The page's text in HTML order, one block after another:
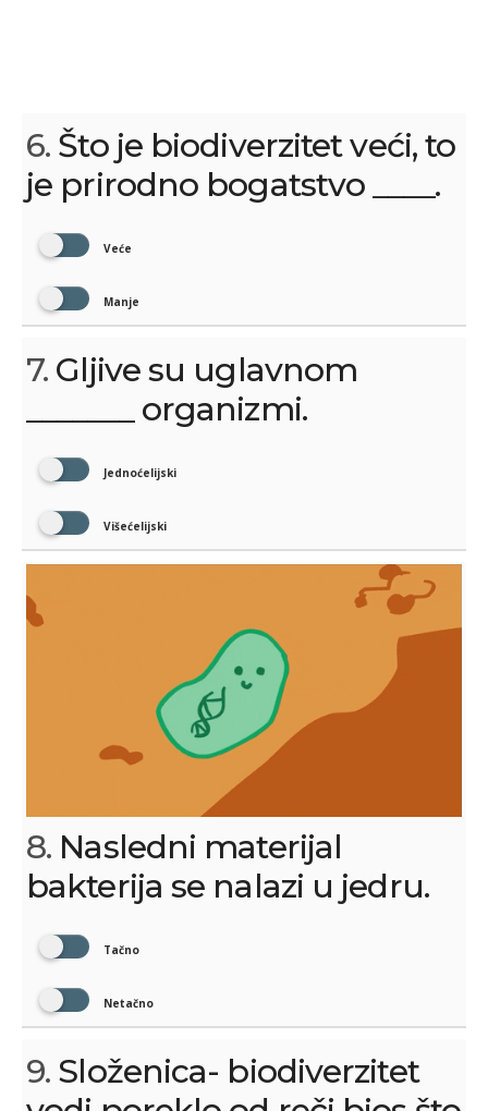
6. Što je biodiverzitet veći, to
je prirodno bogatstvo ____.
Veće
Manje
7. Gljive su uglavnom
_______ organizmi.
Jednoćelijski
Višećelijski
8. Nasledni materijal
bakterija se nalazi u jedru.
Tačno
Netačno
9. Složenica- biodiverzitet